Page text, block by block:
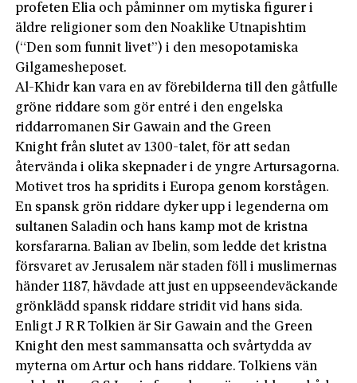
profeten Elia och påminner om mytiska figurer i
äldre religioner som den Noaklike Utnapishtim
(“Den som funnit livet”) i den mesopotamiska
Gilgamesh­eposet.
Al-Khidr kan vara en av förebilderna till den gåtfulle
gröne riddare som gör entré i den engelska
riddarromanen Sir Gawain and the Green
Knight från slutet av 1300-talet, för att sedan
återvända i olika skepnader i de yngre Artursagorna.
Motivet tros ha spridits i Europa genom korstågen.
En spansk grön riddare dyker upp i legenderna om
sultanen Saladin och hans kamp mot de kristna
korsfararna. Balian av Ibelin, som ledde det kristna
försvaret av Jerusalem när staden föll i muslimernas
händer 1187, hävdade att just en uppseendeväckande
grönklädd spansk riddare stridit vid hans sida.
Enligt J R R Tolkien är Sir Gawain and the Green
Knight den mest sammansatta och svårtydda av
myterna om Artur och hans riddare. Tolkiens vän